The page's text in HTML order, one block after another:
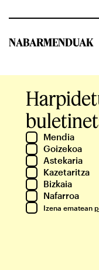
NABARMENDUAK
Mendia
Goizekoa
Astekaria
Kazetaritza
Bizkaia
Nafarroa
Izena ematean